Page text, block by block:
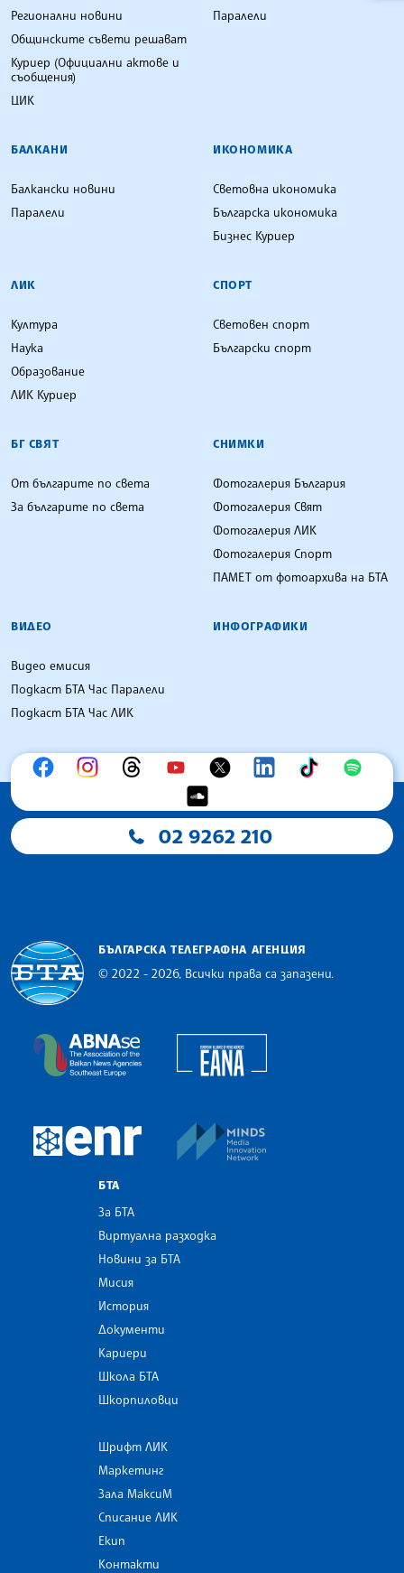
Регионални новини
Общинските съвети решават
Куриер (Официални актове и
съобщения)
ЦИК
Паралели
БАЛКАНИ
Балкански новини
Паралели
ИКОНОМИКА
Световна икономика
Българска икономика
Бизнес Куриер
ЛИК
Култура
Наука
Образование
ЛИК Куриер
СПОРТ
Световен спорт
Български спорт
БГ СВЯТ
От българите по света
За българите по света
СНИМКИ
Фотогалерия България
Фотогалерия Свят
Фотогалерия ЛИК
Фотогалерия Спорт
ПАМЕТ от фотоархива на БТА
ВИДЕО
Видео емисия
Подкаст БТА Час Паралели
Подкаст БТА Час ЛИК
ИНФОГРАФИКИ
02 9262 210
БЪЛГАРСКА ТЕЛЕГРАФНА АГЕНЦИЯ
© 2022 - 2026, Всички права са запазени.
The Assocoation of the Balkan News Agencies
European Newsroom
БТА
За БТА
Виртуална разходка
Новини за БТА
Мисия
История
Документи
Кариери
Школа БТА
Шкорпиловци
Шрифт ЛИК
Маркетинг
Зала МаксиМ
Списание ЛИК
Екип
Контакти